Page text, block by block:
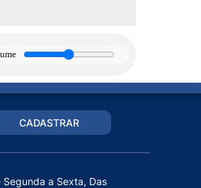
CADASTRAR
a Sexta, Das